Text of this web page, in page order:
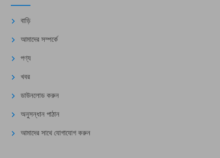
বাড়ি
আমাদের সম্পর্কে
পণ্য
খবর
ডাউনলোড করুন
অনুসন্ধান পাঠান
আমাদের সাথে যোগাযোগ করুন